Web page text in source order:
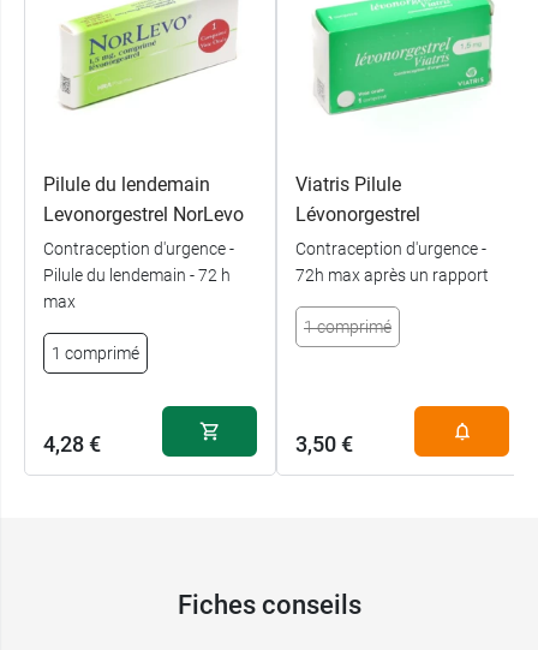
Pilule du lendemain
Levonorgestrel NorLevo
Contraception d'urgence -
Pilule du lendemain - 72 h
max
1 comprimé
4,28 €
Viatris Pilule
Lévonorgestrel
Contraception d'urgence -
72h max après un rapport
1 comprimé
3,50 €
Fiches conseils